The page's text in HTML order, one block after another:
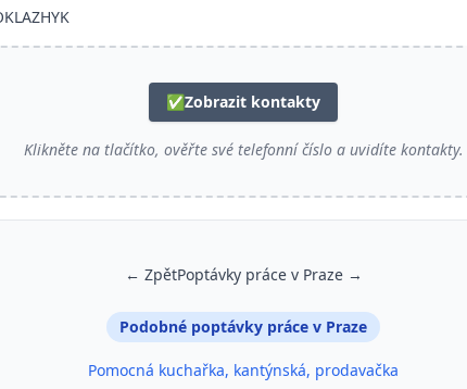
✅Zobrazit kontakty
Klikněte na tlačítko, ověřte své telefonní číslo a uvidíte kontakty.
← ZpětPoptávky práce v Praze →
Podobné poptávky práce v Praze
Pomocná kuchařka, kantýnská, prodavačka